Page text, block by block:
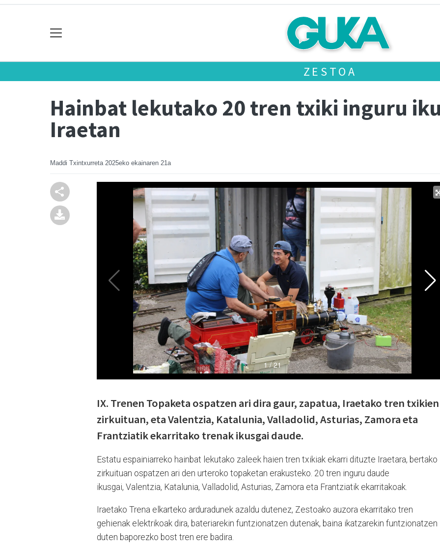
ZESTOA
Hainbat lekutako 20 tren txiki inguru
Iraetan
Maddi Txintxurreta 2025eko ekainaren 21a
IX. Trenen Topaketa ospatzen ari dira gaur, zapatua, Iraetako tren txikien
zirkuituan, eta Valentzia, Katalunia, Valladolid, Asturias, Zamora eta
Frantziatik ekarritako trenak ikusgai daude.
Estatu espainiarreko hainbat lekutako zaleek haien tren txikiak ekarri dituzte Iraetara, bertako
zirkuituan ospatzen ari den urteroko topaketan erakusteko. 20 tren inguru daude
ikusgai, Valentzia, Katalunia, Valladolid, Asturias, Zamora eta Frantziatik ekarritakoak.
Iraetako Trena elkarteko arduradunek azaldu dutenez, Zestoako auzora ekarritako tren
gehienak elektrikoak dira, bateriarekin funtzionatzen dutenak, baina ikatzarekin funtzionatzen
duten baporezko bost tren ere badira.